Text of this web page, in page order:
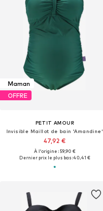
Maman
OFFRE
PETIT AMOUR
Invisible Maillot de bain 'Amandine'
47,92 €
À l'origine : 59,90 €
Dernier prix le plus bas :40,41 €